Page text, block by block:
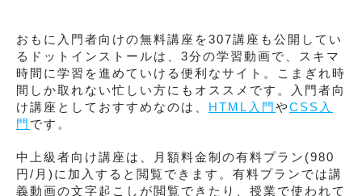
おもに入門者向けの無料講座を307講座も公開してい
るドットインストールは、3分の学習動画で、スキマ
時間に学習を進めていける便利なサイト。こまぎれ時
間しか取れない忙しい方にもオススメです。入門者向
け講座としておすすめなのは、 HTML入門やCSS入
門 です。
中上級者向け講座は、月額料金制の有料プラン(980
円/月)に加入すると閲覧できます。有料プランでは講
義動画の文字起こしが閲覧できたり、授業で使われて